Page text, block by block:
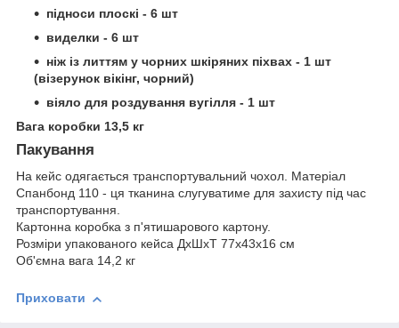
підноси плоскі - 6 шт
виделки - 6 шт
ніж із литтям у чорних шкіряних піхвах - 1 шт
(візерунок вікінг, чорний)
віяло для роздування вугілля - 1 шт
Вага коробки 13,5 кг
Пакування
На кейс одягається транспортувальний чохол. Матеріал
Спанбонд 110 - ця тканина слугуватиме для захисту під час
транспортування.
Картонна коробка з п'ятишарового картону.
Розміри упакованого кейса ДхШхТ 77х43х16 см
Об'ємна вага 14,2 кг
Приховати